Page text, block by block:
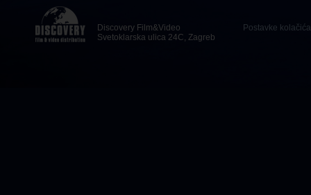
Discovery Film&Video
Svetoklarska ulica 24C, Zagreb
Postavke kolačića